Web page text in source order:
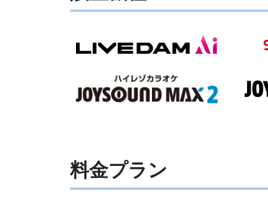
料金プラン